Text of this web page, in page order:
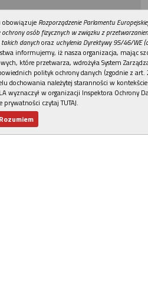
REKLAMA
obowiązuje Rozporządzenie Parlamentu
osób fizycznych w związku z
danychoraz uchylenia Dyrektywy 95/46/WE
informujemy, iż nasza organizacja, mając
które przetwarza, wdrożyła System
polityk ochrony danych (zgodnie z art.
dochowania należytej staranności w
wyznaczył w organizacji Inspektora Ochrony
prywatności czytaj TUTAJ.
Rozumiem